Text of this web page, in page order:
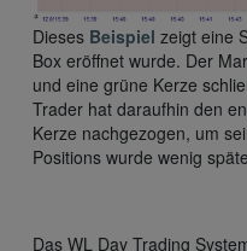
Dieses Beispiel zeigt eine
Box eröffnet wurde. Der
und eine grüne Kerze
Trader hat daraufhin den
Kerze nachgezogen, um
Positions wurde wenig
Das WL Day Trading